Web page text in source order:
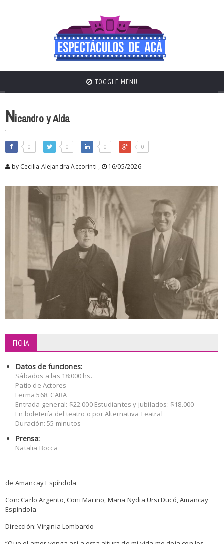
TOGGLE MENU
Nicandro y Alda
0 0 0 0
by Cecilia Alejandra Accorinti , 16/05/2026
FICHA
Datos de funciones:
Sábados a las 18:000 hs.
Patio de Actores
Lerma 568. CABA
Entrada general: $22.000 Estudiantes y jubilados: $18.000
En boletería del teatro o por Alternativa Teatral
Duración: 55 minutos
Prensa:
Natalia Bocca
de Amancay Espíndola
Con: Carlo Argento, Coni Marino, Maria Nydia Ursi Ducó, Amancay
Espíndola
Dirección: Virginia Lombardo